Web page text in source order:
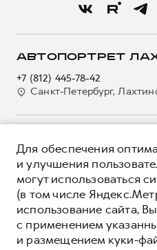
Для малого бизнеса
Система управления
Сервис для корпоративных
HAVAL Лизинг
Автомобильные аксессуары
Коллекция CITY
Программа «Помощь на
Электронный ПТС
GWM Безопасность
Мобильное приложение
Программа «HAVAL
Руководства по
Подписки
Автомобильные аксессуары
Коллекция CITY
О GWM
О дилере
Наша команда
Контакты
АВТОПОРТРЕТ
+7 (812) 445-78-42
Санкт-Петербург,
ЦЕНЫ И ВЫГОДЫ
ЮРИДИЧЕСКАЯ
Вся представленная на сайте
автомобилей и сервисного
информационный характер и не
Для обеспечения
и улучшения
могут использоваться
(в том числе
использование сайта,
с применением
и размещением куки-